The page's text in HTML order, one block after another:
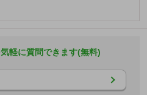
軽に質問できます(無料)